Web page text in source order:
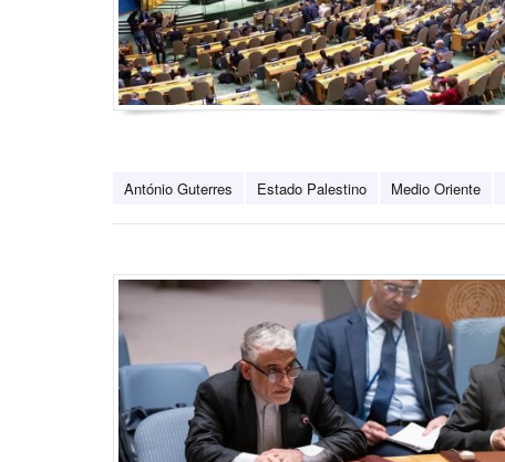
António Guterres Estado Palestino Medio Oriente